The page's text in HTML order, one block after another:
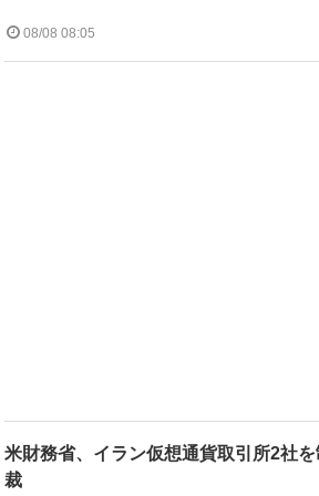
08/08 08:05
米財務省、イラン仮想通貨取引所2社を
裁